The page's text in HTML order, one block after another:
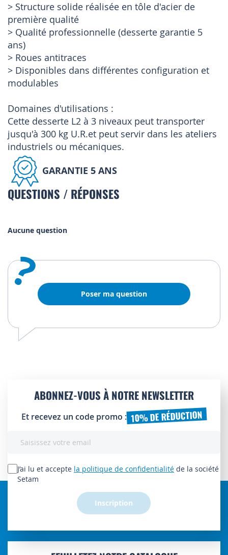
> Structure solide réalisée en tôle d'acier de
première qualité
> Qualité professionnelle (desserte garantie 5
ans)
> Roues antitraces
> Disponibles dans différentes configuration et
modulables
Domaines d'utilisations :
Cette desserte L2 à 3 niveaux peut transporter
jusqu'à 300 kg U.R.et peut servir dans les ateliers
industriels ou mécaniques.
GARANTIE 5 ANS
QUESTIONS / RÉPONSES
Aucune question
? Poser ma question
ABONNEZ-VOUS À NOTRE NEWSLETTER
Et recevez un code promo : 10% DE RÉDUCTION
lettre
d’information
J’ai lu et accepte la politique de confidentialité de la société
Setam
Inscription